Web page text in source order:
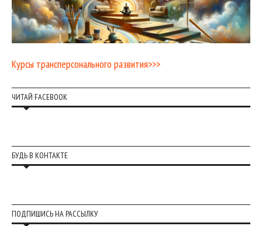
Курсы трансперсонального развития>>>
ЧИТАЙ FACEBOOK
БУДЬ В КОНТАКТЕ
ПОДПИШИСЬ НА РАССЫЛКУ